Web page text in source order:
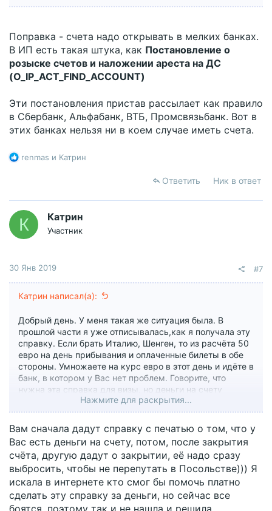
Поправка - счета надо открывать в мелких банках.
В ИП есть такая штука, как Постановление о
розыске счетов и наложении ареста на ДС
(O_IP_ACT_FIND_ACCOUNT)
Эти постановления пристав рассылает как правило
в Сбербанк, Альфабанк, ВТБ, Промсвязьбанк. Вот в
этих банках нельзя ни в коем случае иметь счета.
Р
ц
и
и
:
renmas и Катрин
Ответить Ник в ответ
К Катрин
Участник
30 Янв 2019 #7
Катрин написал(а):
Добрый день. У меня такая же ситуация была. В
прошлой части я уже отписывалась,как я получала эту
справку. Если брать Италию, Шенген, то из расчёта 50
евро на день прибывания и оплаченные билеты в обе
стороны. Умножаете на курс евро в этот день и идёте в
банк, в котором у Вас нет проблем. Говорите, что
нужна эта справка для визы, но деньги на счету
оставлять не хотите, так как это чисто формальность,
проверять никто не будет. Мне обычно её делают за 10
снимете и закроете счёт сразу на следующий день. За
это время ни один пристав не успеет ничего
арестовать..
Нажмите для раскрытия...
Вам сначала дадут справку с печатью о том, что у
Вас есть деньги на счету, потом, после закрытия
счёта, другую дадут о закрытии, её надо сразу
выбросить, чтобы не перепутать в Посольстве))) Я
искала в интернете кто смог бы помочь платно
сделать эту справку за деньги, но сейчас все
боятся, поэтому так и не нашла и решила